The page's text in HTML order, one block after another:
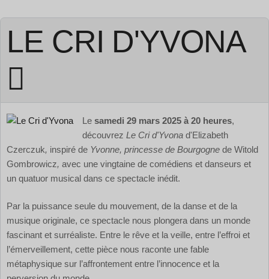
LE CRI D'YVONA
Le samedi 29 mars 2025 à 20 heures,
découvrez Le Cri d'Yvona d'Elizabeth
Czerczuk, inspiré de Yvonne, princesse de Bourgogne de Witold
Gombrowicz, avec une vingtaine de comédiens et danseurs et
un quatuor musical dans ce spectacle inédit.
Par la puissance seule du mouvement, de la danse et de la
musique originale, ce spectacle nous plongera dans un monde
fascinant et surréaliste. Entre le rêve et la veille, entre l’effroi et
l’émerveillement, cette pièce nous raconte une fable
métaphysique sur l’affrontement entre l’innocence et la